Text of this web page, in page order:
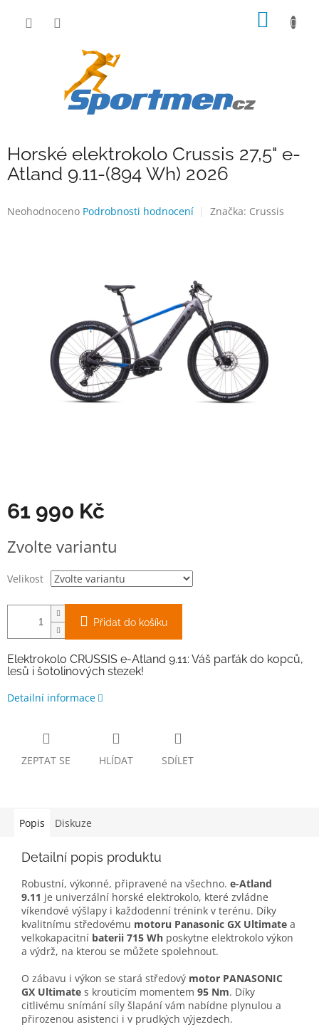
Horské elektrokolo Crussis 27,5" e-
Atland 9.11-(894 Wh) 2026
Průměrné
Neohodnoceno Podrobnosti hodnocení Značka: Crussis
61 990 Kč
cena:
Zvolte variantu
Velikost
Přidat do košíku
Elektrokolo CRUSSIS e-Atland 9.11: Váš parťák do kopců,
lesů i šotolinových stezek!
Detailní informace
ZEPTAT SE HLÍDAT SDÍLET
Popis Diskuze
Detailní popis produktu
Robustní, výkonné, připravené na všechno. e-Atland
9.11 je univerzální horské elektrokolo, které zvládne
víkendové výšlapy i každodenní trénink v terénu. Díky
kvalitnímu středovému motoru Panasonic GX Ultimate a
velkokapacitní baterii 715 Wh poskytne elektrokolo výkon
a výdrž, na kterou se můžete spolehnout.
O zábavu i výkon se stará středový motor PANASONIC
GX Ultimate s krouticím momentem 95 Nm. Díky
citlivému snímání síly šlapání vám nabídne plynulou a
přirozenou asistenci i v prudkých výjezdech.